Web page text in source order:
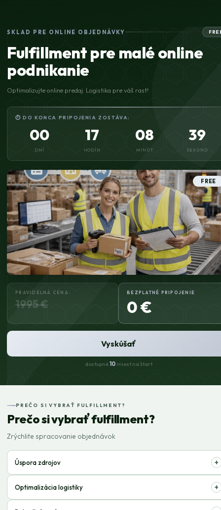
SKLAD PRE ONLINE OBJEDNÁVKY
Fulfillment pre malé online
podnikanie
Optimalizujte online predaj: Logistika pre váš rast!
⏱ DO KONCA PRIPOJENIA ZOSTÁVA:
00
DNÍ
17
HODÍN
08
MINÚT
39
SEKÚND
FREE
PRAVIDELNÁ CENA:
1995 €
BEZPLATNÉ PRIPOJENIE
0 €
Vyskúšať
dostupné10miest na štart
PREČO SI VYBRAŤ FULFILLMENT?
Prečo si vybrať fulfillment?
Zrýchlite spracovanie objednávok
Úspora zdrojov +
predaj.
Optimalizácia logistiky +